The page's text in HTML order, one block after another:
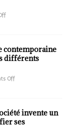
contemporaine
différents
Off
invente un
ses